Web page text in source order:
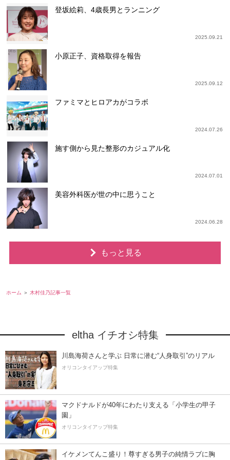
登坂絵莉、4歳長男とランニング
2025.09.21
小原正子、資格取得を報告
2025.09.12
ファミマとヒロアカがコラボ
2024.07.26
施す側から見た整形のカジュアル化
2024.07.01
美容外科医が世の中に思うこと
2024.06.28
もっと見る
ホーム 木村佳乃記事一覧
eltha イチオシ特集
川島海荷さんと学ぶ 日常に潜む“人身取引”のリアル
オリコンタイアップ特集
マクドナルドが40年にわたり支える「小学生の甲子
園」
オリコンタイアップ特集
イケメンてんこ盛り！尊すぎる男子の純情ラブに胸